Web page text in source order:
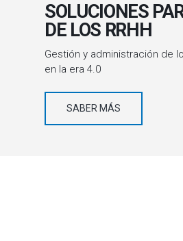
SOLUCIONES
DE LOS RRHH
Gestión y administración de
en la era 4.0
SABER MÁS